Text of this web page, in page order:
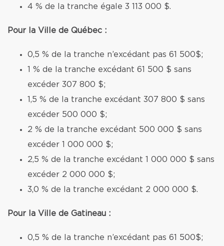
4 % de la tranche égale 3 113 000 $.
Pour la Ville de Québec :
0,5 % de la tranche n’excédant pas 61 500$;
1 % de la tranche excédant 61 500 $ sans
excéder 307 800 $;
1,5 % de la tranche excédant 307 800 $ sans
excéder 500 000 $;
2 % de la tranche excédant 500 000 $ sans
excéder 1 000 000 $;
2,5 % de la tranche excédant 1 000 000 $ sans
excéder 2 000 000 $;
3,0 % de la tranche excédant 2 000 000 $.
Pour la Ville de Gatineau :
0,5 % de la tranche n’excédant pas 61 500$;